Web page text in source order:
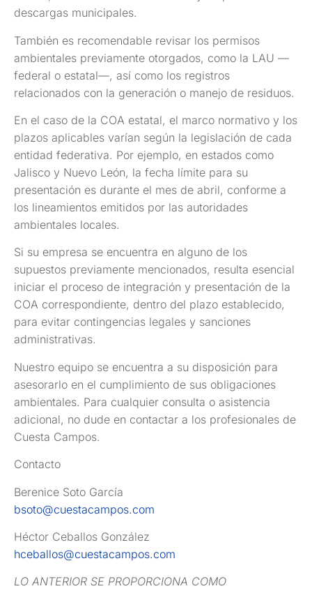
descargas municipales.
También es recomendable revisar los permisos
ambientales previamente otorgados, como la LAU —
federal o estatal—, así como los registros
relacionados con la generación o manejo de residuos.
En el caso de la COA estatal, el marco normativo y los
plazos aplicables varían según la legislación de cada
entidad federativa. Por ejemplo, en estados como
Jalisco y Nuevo León, la fecha límite para su
presentación es durante el mes de abril, conforme a
los lineamientos emitidos por las autoridades
ambientales locales.
Si su empresa se encuentra en alguno de los
supuestos previamente mencionados, resulta esencial
iniciar el proceso de integración y presentación de la
COA correspondiente, dentro del plazo establecido,
para evitar contingencias legales y sanciones
administrativas.
Nuestro equipo se encuentra a su disposición para
asesorarlo en el cumplimiento de sus obligaciones
ambientales. Para cualquier consulta o asistencia
adicional, no dude en contactar a los profesionales de
Cuesta Campos.
Contacto
Berenice Soto García
bsoto@cuestacampos.com
Héctor Ceballos González
hceballos@cuestacampos.com
LO ANTERIOR SE PROPORCIONA COMO